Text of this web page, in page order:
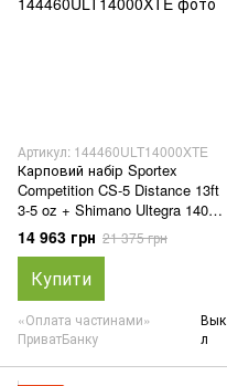
Артикул: 144460ULT14000XTE
Карповий набір Sportex
Competition CS-5 Distance 13ft
3-5 oz + Shimano Ultegra 14000
XTE
14 963 грн 21 375 грн
Купити
«Оплата частинами»
ПриватБанку
Вык
л